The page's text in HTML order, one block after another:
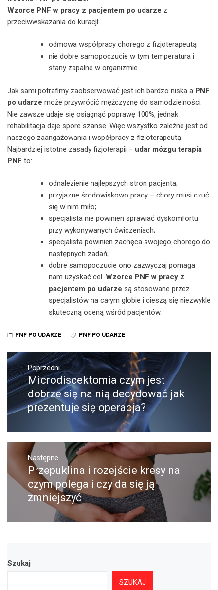
Wzorce PNF w pracy z pacjentem po udarze z
przeciwwskazania do kuracji:
odmowa współpracy chorego z fizjoterapeutą
nie dobre samopoczucie w tym temperatura i
stany zapalne w organizmie.
Jak sami potrafimy zaobserwować jest ich bardzo niska a PNF
po udarze może przywrócić mężczyznę do samodzielności.
Nie zawsze udaje się osiągnąć poprawę 100%, jednak
rehabilitacja daje spore szanse. Więc wszystko zależne jest od
naszego zaangażowania i współpracy z fizjoterapeutą.
Najbardziej istotne zasady fizjoterapii – udar mózgu terapia
PNF to:
odnalezienie najlepszych stron pacjenta;
przyjazne środowiskowo pracy – chory musi czuć
się w nim miło;
specjalista nie powinien sprawiać dyskomfortu
przy wykonywanych ćwiczeniach;
specjalista powinien zachęca swojego chorego do
następnych zadań;
dobre samopoczucie ono zazwyczaj pomaga
nam uzyskać cel. Wzorce PNF w pracy z
pacjentem po udarze są stosowane przez
specjalistów na całym globie i cieszą się niezwykle
skuteczną oceną wśród pacjentów.
PNF PO UDARZE PNF PO UDARZE
Nawigacja
wpisuPoprzedni
Poprzedni
wpis:
Microdiscektomia czym jest
dobrze się na nią decydować jak
prezentuje się operacja?
Następne
Następny
post:
Przepuklina i rozejście kresy na
czym polega i czy da się ją
zmniejszyć
Szukaj
SZUKAJ